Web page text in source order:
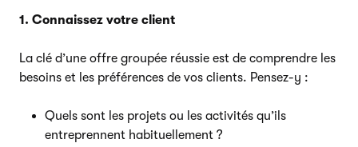
1. Connaissez votre client
La clé d’une offre groupée réussie est de comprendre les
besoins et les préférences de vos clients. Pensez-y :
Quels sont les projets ou les activités qu’ils
entreprennent habituellement ?